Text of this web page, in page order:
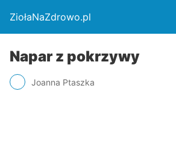
ZiołaNaZdrowo.pl
Napar z pokrzywy
Joanna Ptaszka